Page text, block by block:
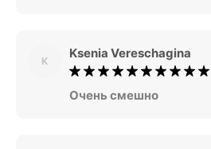
K
Ksenia Vereschagina
Очень смешно